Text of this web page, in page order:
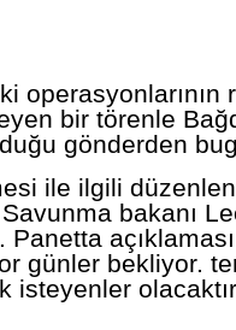
bir törenle
gönderden
ile ilgili
bakanı
günler bekliyor.
isteyenler